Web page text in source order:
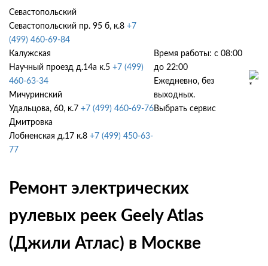
Севастопольский
Севастопольский пр. 95 б, к.8 +7
(499) 460-69-84
Калужская
Научный проезд д.14а к.5 +7 (499)
460-63-34
Мичуринский
Удальцова, 60, к.7 +7 (499) 460-69-76
Дмитровка
Лобненская д.17 к.8 +7 (499) 450-63-
77
Время работы: с 08:00
до 22:00
Ежедневно, без
выходных.
Выбрать сервис
Ремонт электрических
рулевых реек Geely Atlas
(Джили Атлас) в Москве